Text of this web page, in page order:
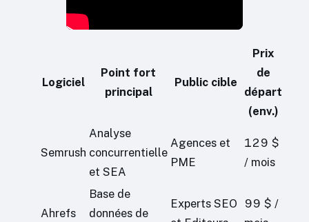
Logiciel
Point fort
principal
Public cible
Prix
de
départ
(env.)
Semrush
Analyse
concurrentielle
et SEA
Agences et
PME
129 $
/ mois
Ahrefs
Base de
données de
Experts SEO
99 $ /